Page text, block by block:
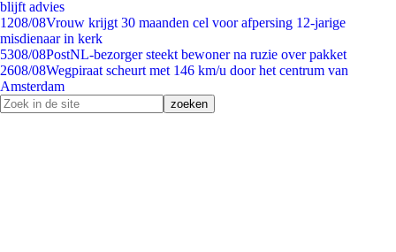
blijft advies
1208/08Vrouw krijgt 30 maanden cel voor afpersing 12-jarige
misdienaar in kerk
5308/08PostNL-bezorger steekt bewoner na ruzie over pakket
2608/08Wegpiraat scheurt met 146 km/u door het centrum van
Amsterdam